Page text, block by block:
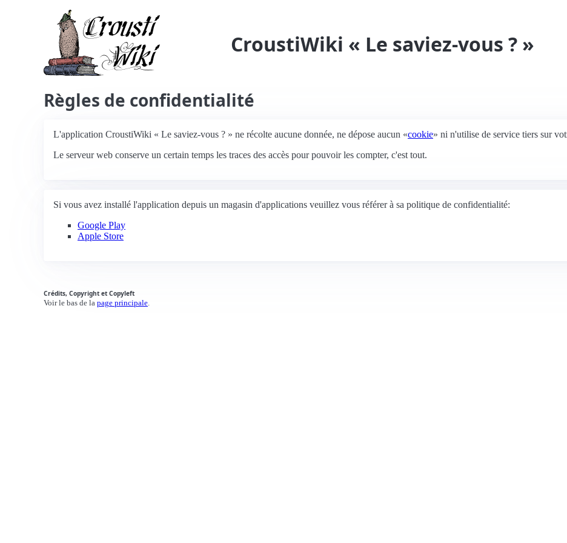
CroustiWiki « Le saviez-vous ? »
Règles de confidentialité
L'application CroustiWiki « Le saviez-vous ? » ne récolte aucune donnée, ne dépose aucun «cookie» ni n'utilise de service tiers sur
Le serveur web conserve un certain temps les traces des accès pour pouvoir les compter, c'est tout.
Si vous avez installé l'application depuis un magasin d'applications veuillez vous référer à sa politique de confidentialité:
Google Play
Apple Store
Crédits, Copyright et Copyleft
Voir le bas de la page principale